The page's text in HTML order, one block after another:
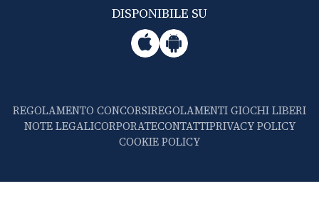
DISPONIBILE SU
REGOLAMENTO CONCORSIREGOLAMENTI GIOCHI LIBERI
NOTE LEGALICORPORATECONTATTIPRIVACY POLICY
COOKIE POLICY